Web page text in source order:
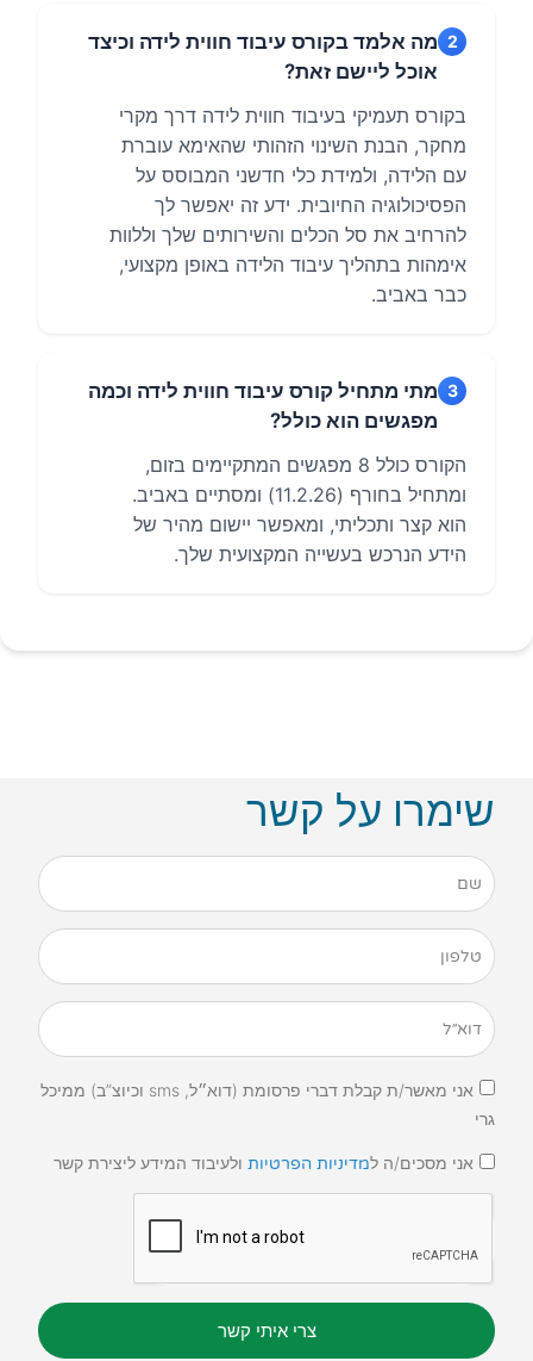
שימרו על קשר
אני מאשר/ת קבלת דברי פרסומת (דוא״ל, sms וכיוצ”ב) ממיכל
גרי
אני מסכים/ה למדיניות הפרטיות ולעיבוד המידע ליצירת קשר
צרי איתי קשר